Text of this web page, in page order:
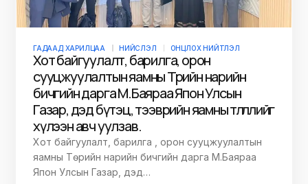
ГАДААД ХАРИЛЦАА НИЙСЛЭЛ ОНЦЛОХ НИЙТЛЭЛ
Хот байгуулалт, барилга, орон
сууцжуулалтын яамны Төрийн нарийн
бичгийн дарга М.Баяраа Япон Улсын
Газар, дэд бүтэц, тээврийн яамны төлөөлөлийг
хүлээн авч уулзав.
Хот байгуулалт, барилга , орон сууцжуулалтын
яамны Төрийн нарийн бичгийн дарга М.Баяраа
Япон Улсын Газар, дэд…